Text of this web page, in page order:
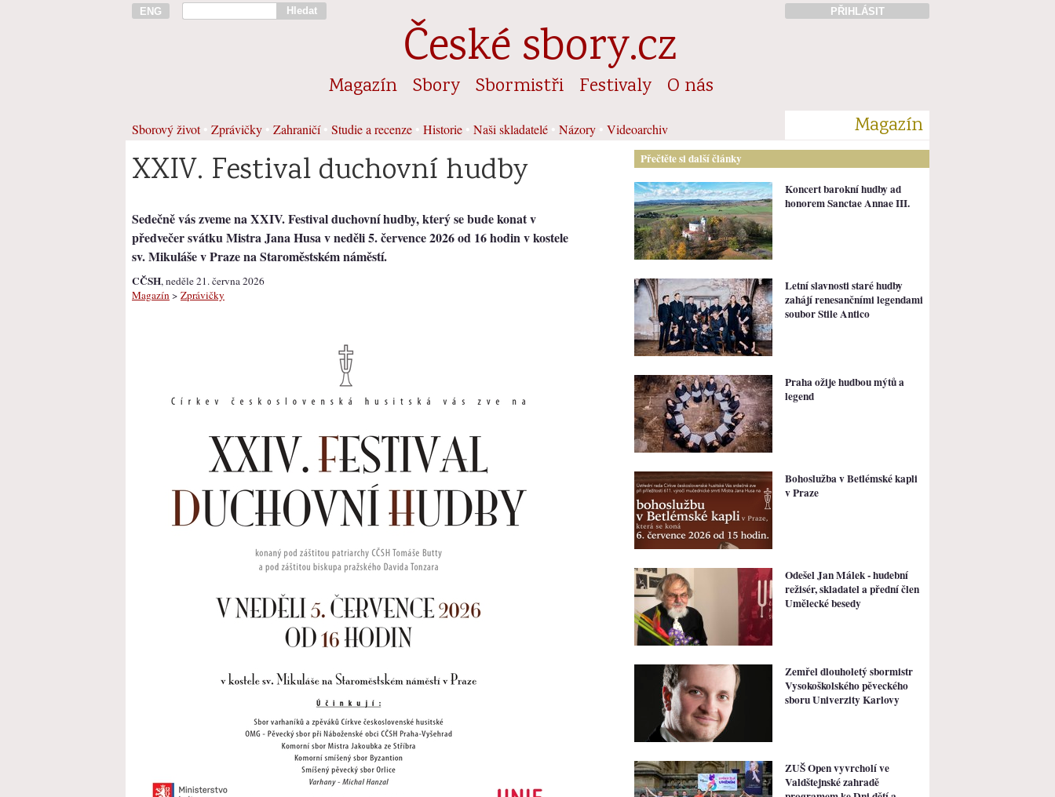
ENG Hledat PŘIHLÁSIT
České sbory.cz
Magazín Sbory Sbormistři Festivaly O nás
Sborový život• Zprávičky Zahraničí• Studie a recenze Historie Naši skladatelé Názory Videoarchiv Magazín
XXIV. Festival duchovní hudby
Sedečně vás zveme na XXI​V. Festival duchovní hudby, který se bude konat v
předvečer svátku Mistra Jana Husa v ​neděli 5. července 202​6 od 16 hodin v kostele
sv. Mikuláše v Praze na Staroměstském náměstí.
CČSH, neděle 21. června 2026
Magazín > Zprávičky
Přečtěte si další články
Koncert barokní hudby ad
honorem Sanctae Annae III.
Letní slavnosti staré hudby
zahájí renesančními legendami
soubor Stile Antico
Praha ožije hudbou mýtů a
legend
Bohoslužba v Betlémské kapli
v Praze
Odešel Jan Málek - hudební
režisér, skladatel a přední člen
Umělecké besedy
Zemřel dlouholetý sbormistr
Vysokoškolského pěveckého
sboru Univerzity Karlovy
ZUŠ Open vyvrcholí ve
Valdštejnské zahradě